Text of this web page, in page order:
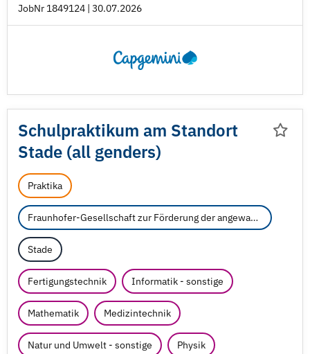
JobNr 1849124 | 30.07.2026
Schulpraktikum am Standort
Stade (all genders)
Praktika
Fraunhofer-Gesellschaft zur Förderung der angewandten Forschung e.V.
Stade
Fertigungstechnik Informatik - sonstige
Mathematik Medizintechnik
Natur und Umwelt - sonstige Physik